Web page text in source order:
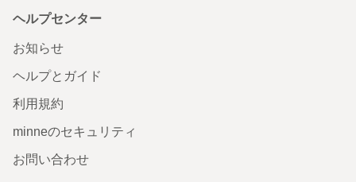
ヘルプセンター
お知らせ
ヘルプとガイド
利用規約
minneのセキュリティ
お問い合わせ